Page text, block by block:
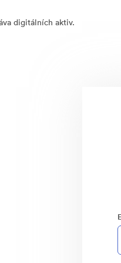
digitálních aktiv.